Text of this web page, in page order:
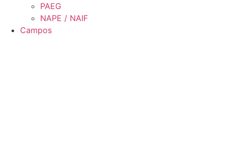
PAEG
NAPE / NAIF
Campos